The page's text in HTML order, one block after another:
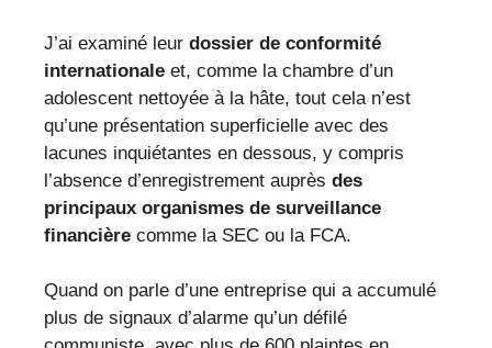
J’ai examiné leur dossier de conformité
internationale et, comme la chambre d’un
adolescent nettoyée à la hâte, tout cela n’est
qu’une présentation superficielle avec des
lacunes inquiétantes en dessous, y compris
l’absence d’enregistrement auprès des
principaux organismes de surveillance
financière comme la SEC ou la FCA.
Quand on parle d’une entreprise qui a accumulé
plus de signaux d’alarme qu’un défilé